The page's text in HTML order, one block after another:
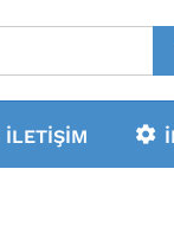
İLETIŞIM